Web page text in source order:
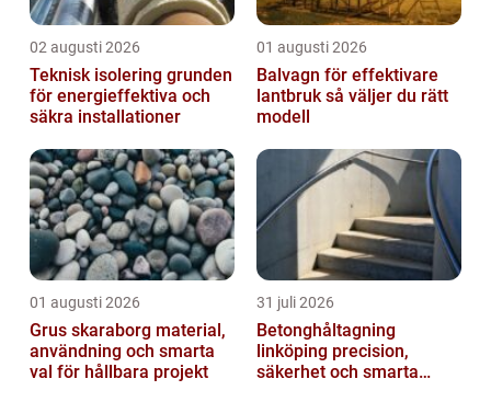
02 augusti 2026
Teknisk isolering grunden
för energieffektiva och
säkra installationer
01 augusti 2026
Balvagn för effektivare
lantbruk så väljer du rätt
modell
01 augusti 2026
Grus skaraborg material,
användning och smarta
val för hållbara projekt
31 juli 2026
Betonghåltagning
linköping precision,
säkerhet och smarta